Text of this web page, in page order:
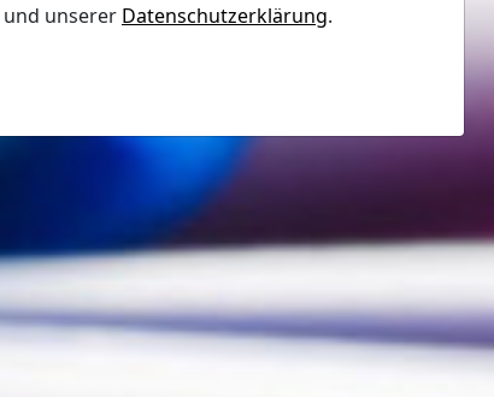
und unserer Datenschutzerklärung.